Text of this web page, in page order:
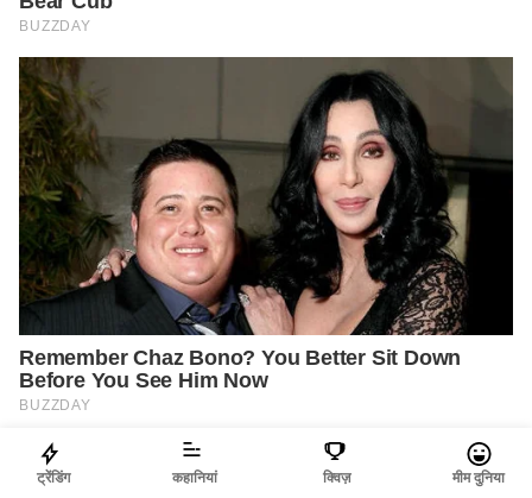
ट्रेंडिंग कहानियां क्विज़ मीम दुनिया